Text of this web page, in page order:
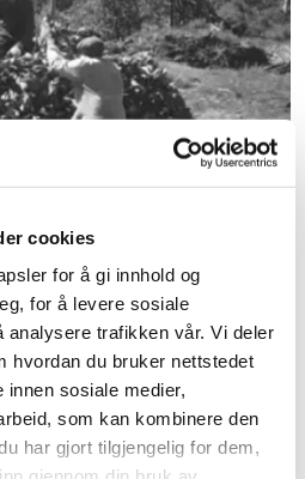
cookies
for å gi innhold og
for å levere sosiale
analysere trafikken vår. Vi deler
hvordan du bruker nettstedet
sosiale medier,
som kan kombinere den
har gjort tilgjengelig for dem,
Settem, fra Surnadal på
man drev med
Den kompliserte og
fikk nytt…